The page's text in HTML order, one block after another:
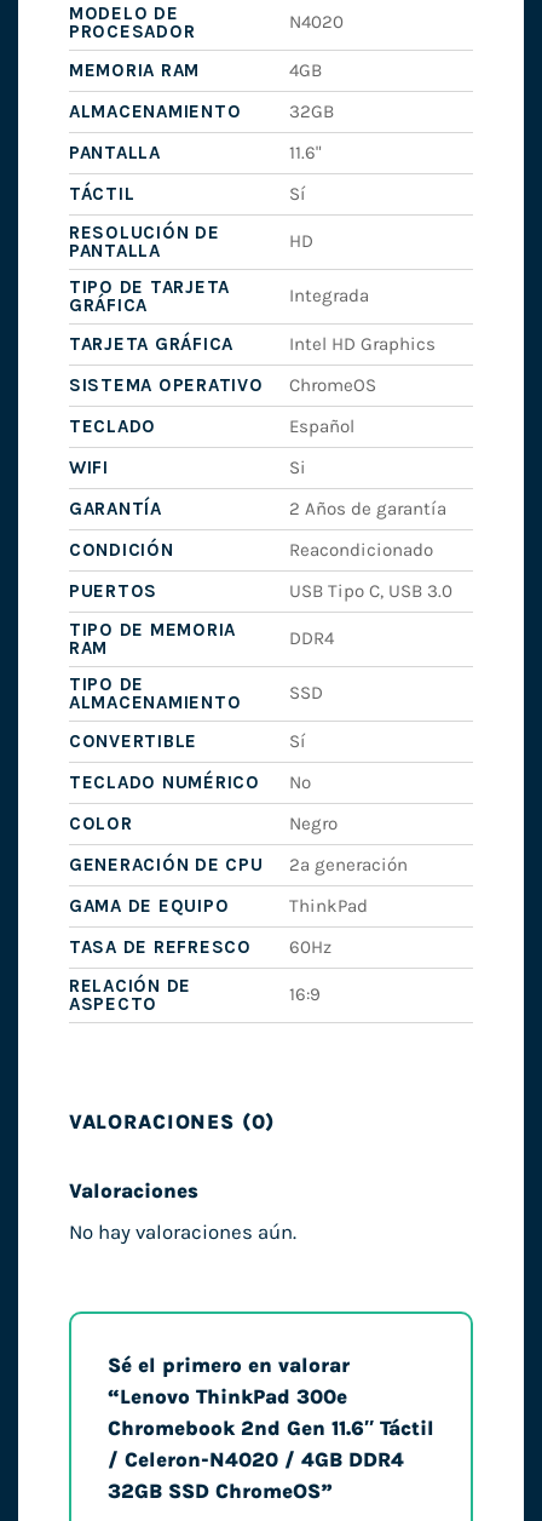
MODELO DE
PROCESADOR
N4020
MEMORIA RAM
4GB
ALMACENAMIENTO
32GB
PANTALLA
11.6"
TÁCTIL
Sí
RESOLUCIÓN DE
PANTALLA
HD
TIPO DE TARJETA
GRÁFICA
Integrada
TARJETA GRÁFICA
Intel HD Graphics
SISTEMA OPERATIVO
ChromeOS
TECLADO
Español
WIFI
Si
GARANTÍA
2 Años de garantía
CONDICIÓN
Reacondicionado
PUERTOS
USB Tipo C, USB 3.0
TIPO DE MEMORIA
RAM
DDR4
TIPO DE
ALMACENAMIENTO
SSD
CONVERTIBLE
Sí
TECLADO NUMÉRICO
No
COLOR
Negro
GENERACIÓN DE CPU
2ª generación
GAMA DE EQUIPO
ThinkPad
TASA DE REFRESCO
60Hz
RELACIÓN DE
ASPECTO
16:9
VALORACIONES (0)
Valoraciones
No hay valoraciones aún.
Sé el primero en valorar
“Lenovo ThinkPad 300e
Chromebook 2nd Gen 11.6″ Táctil
/ Celeron-N4020 / 4GB DDR4
32GB SSD ChromeOS”